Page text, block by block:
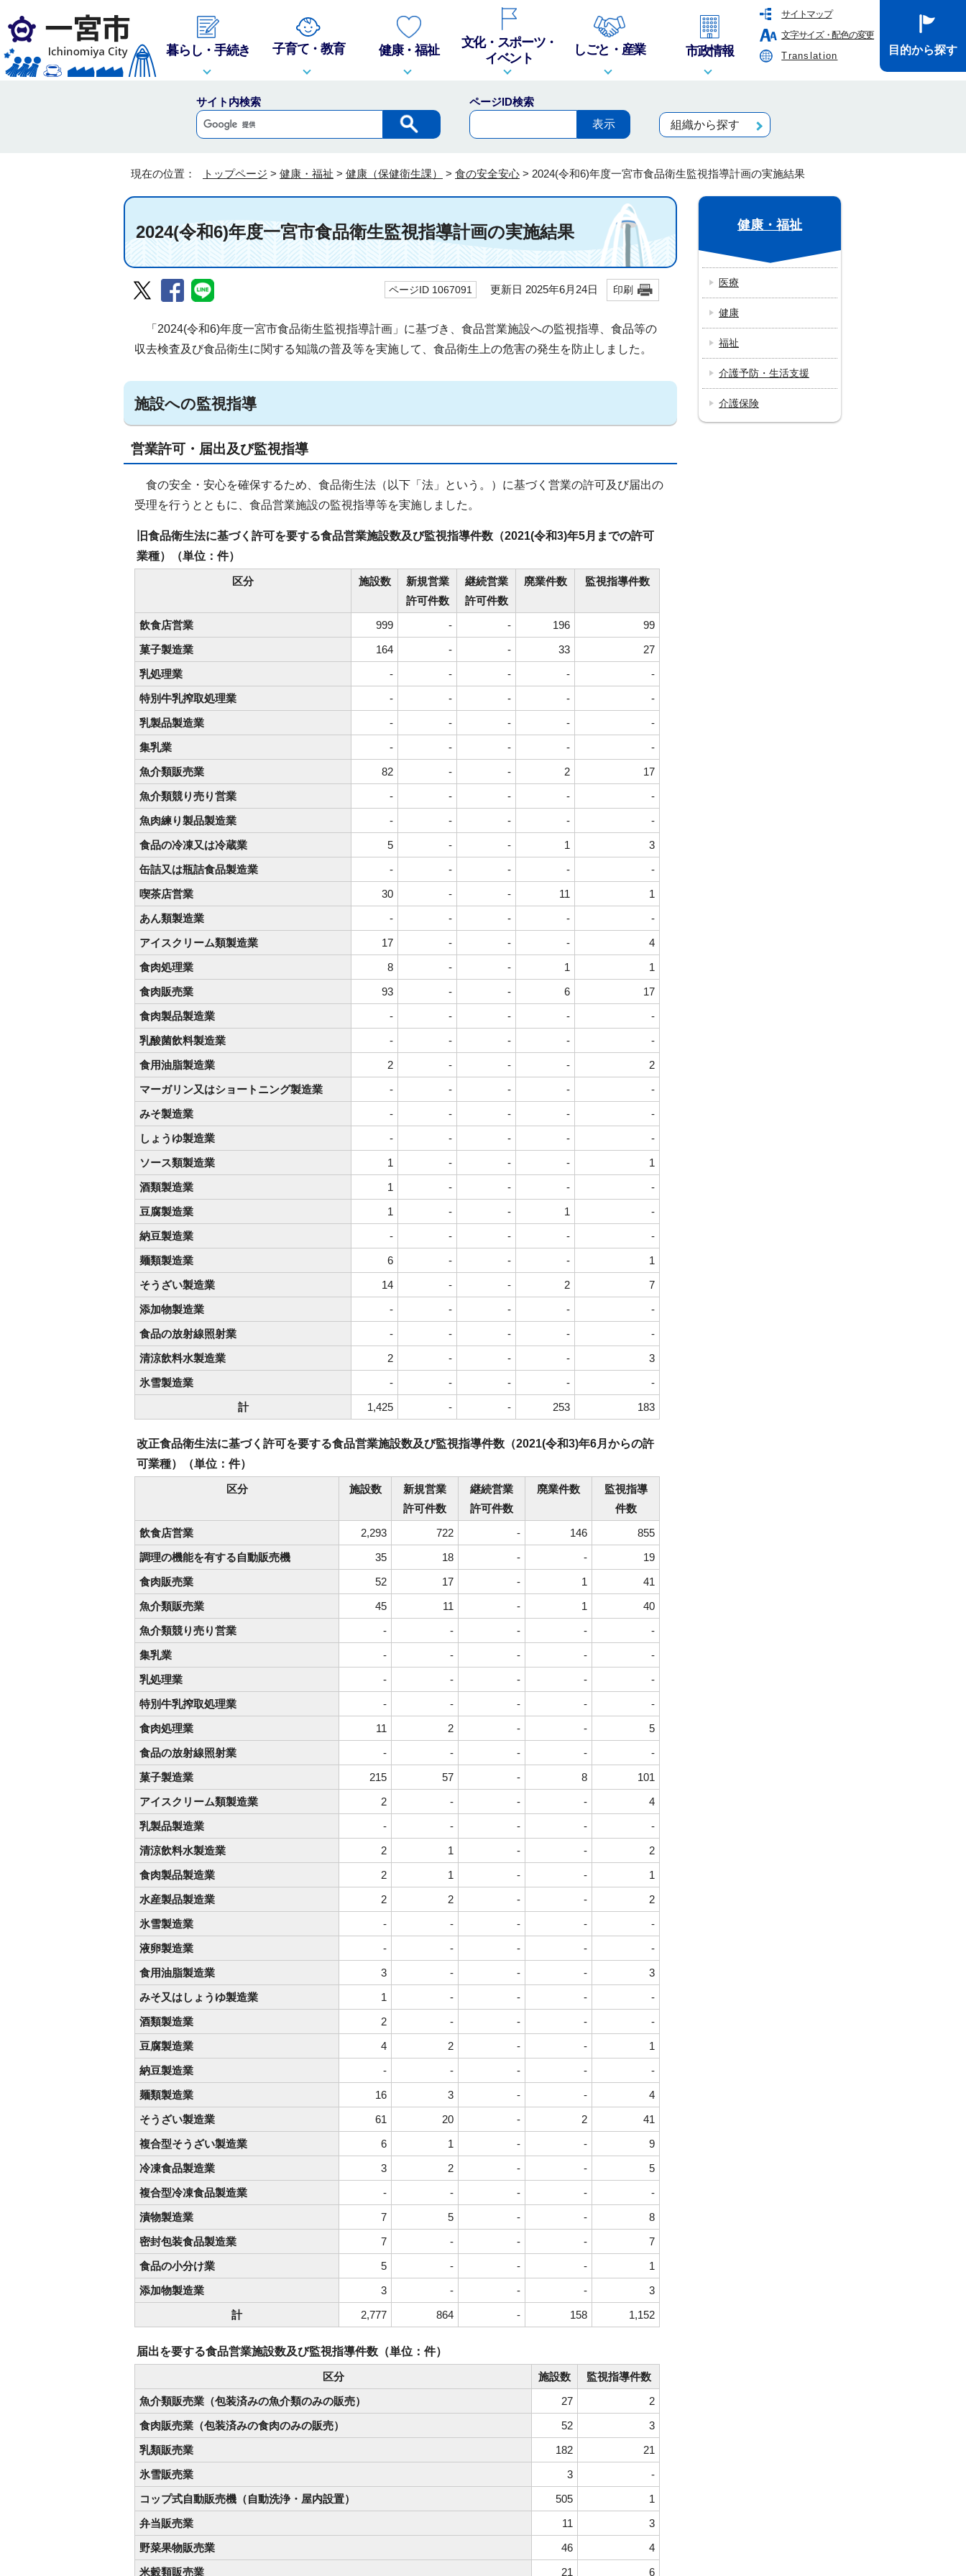
サイトマップ
文字サイズ・配色の変更
Translation
暮らし・手続き 子育て・教育 健康・福祉
文化・スポーツ・
イベント
しごと・産業 市政情報 目的から探す
サイト内検索
ページID検索
組織から探す
現在の位置： トップページ > 健康・福祉 > 健康（保健衛生課） > 食の安全安心 > 2024(令和6)年度一宮市食品衛生監視指導計画の実施結果
2024(令和6)年度一宮市食品衛生監視指導計画の実施結果
ページID 1067091 更新日 2025年6月24日 印刷
「2024(令和6)年度一宮市食品衛生監視指導計画」に基づき、食品営業施設への監視指導、食品等の
収去検査及び食品衛生に関する知識の普及等を実施して、食品衛生上の危害の発生を防止しました。
施設への監視指導
営業許可・届出及び監視指導
食の安全・安心を確保するため、食品衛生法（以下「法」という。）に基づく営業の許可及び届出の
受理を行うとともに、食品営業施設の監視指導等を実施しました。
旧食品衛生法に基づく許可を要する食品営業施設数及び監視指導件数（2021(令和3)年5月までの許可
業種）（単位：件）
区分 施設数
新規営業
許可件数
継続営業
許可件数
廃業件数 監視指導件数
飲食店営業 999 - - 196
99
菓子製造業
164 - - 33
27
乳処理業
- - - -
-
特別牛乳搾取処理業
- - - -
-
乳製品製造業
- - - -
-
集乳業
- - - -
-
魚介類販売業
82 - - 2
17
魚介類競り売り営業
- - - -
-
魚肉練り製品製造業
- - - -
-
食品の冷凍又は冷蔵業
5 - - 1
3
缶詰又は瓶詰食品製造業
- - - -
-
喫茶店営業
30 - - 11
1
あん類製造業
- - - -
-
アイスクリーム類製造業
17 - - -
4
食肉処理業
8 - - 1
1
食肉販売業
93 - - 6
17
食肉製品製造業
- - - -
-
乳酸菌飲料製造業
- - - -
-
食用油脂製造業
2 - - -
2
マーガリン又はショートニング製造業
- - - -
-
みそ製造業
- - - -
-
しょうゆ製造業
- - - -
-
ソース類製造業
1 - - -
1
酒類製造業
1 - - -
-
豆腐製造業
1 - - 1
-
納豆製造業
- - - -
-
麺類製造業
6 - - -
1
そうざい製造業
14 - - 2
7
添加物製造業
- - - -
-
食品の放射線照射業
- - - -
-
清涼飲料水製造業
2 - - -
3
氷雪製造業
- - - -
-
計
1,425 - - 253 183
改正食品衛生法に基づく許可を要する食品営業施設数及び監視指導件数（2021(令和3)年6月からの許
可業種）（単位：件）
区分 施設数
新規営業
許可件数
継続営業
許可件数
廃業件数
監視指導
件数
飲食店営業
2,293 722 - 146
855
調理の機能を有する自動販売機
35 18 - -
19
食肉販売業
52 17 - 1
41
魚介類販売業
45 11 - 1
40
魚介類競り売り営業
- - - -
-
集乳業
- - - -
-
乳処理業
- - - -
-
特別牛乳搾取処理業
- - - -
-
食肉処理業
11 2 - -
5
食品の放射線照射業
- - - -
-
菓子製造業
215 57 - 8
101
アイスクリーム類製造業
2 - - -
4
乳製品製造業
- - - -
-
清涼飲料水製造業
2 1 - -
2
食肉製品製造業
2 1 - -
1
水産製品製造業
2 2 - -
2
氷雪製造業
- - - -
-
液卵製造業
- - - -
-
食用油脂製造業
3 - - -
3
みそ又はしょうゆ製造業
1 - - -
-
酒類製造業
2 - - -
-
豆腐製造業
4 2 - -
1
納豆製造業
- - - -
-
麺類製造業
16 3 - -
4
そうざい製造業
61 20 - 2
41
複合型そうざい製造業
6 1 - -
9
冷凍食品製造業
3 2 - -
5
複合型冷凍食品製造業
- - - -
-
漬物製造業
7 5 - -
8
密封包装食品製造業
7 - - -
7
食品の小分け業
5 - - -
1
添加物製造業
3 - - -
3
計
2,777 864 - 158 1,152
届出を要する食品営業施設数及び監視指導件数（単位：件）
区分 施設数
監視指導件数
魚介類販売業（包装済みの魚介類のみの販売）
27
2
食肉販売業（包装済みの食肉のみの販売）
52
3
乳類販売業
182
21
氷雪販売業
3
-
コップ式自動販売機（自動洗浄・屋内設置）
505
1
弁当販売業
11
3
野菜果物販売業
46
4
米穀類販売業
21 6
健康・福祉
医療
健康
福祉
介護予防・生活支援
介護保険